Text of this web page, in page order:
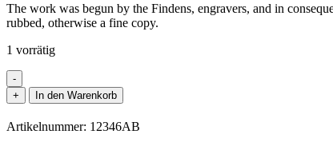
The work was begun by the Findens, engravers, and in
rubbed, otherwise a fine copy.
1 vorrätig
-
Beattie,
William:
-
+ In den Warenkorb
Artikelnummer: 12346AB